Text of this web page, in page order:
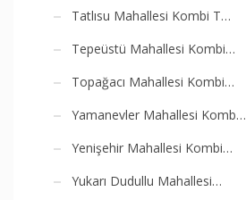
Tatlısu Mahallesi Kombi T…
Tepeüstü Mahallesi Kombi…
Topağacı Mahallesi Kombi…
Yamanevler Mahallesi Komb…
Yenişehir Mahallesi Kombi…
Yukarı Dudullu Mahallesi…